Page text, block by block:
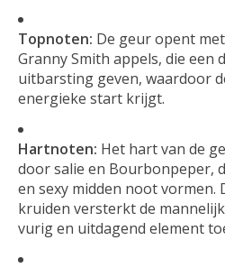
Topnoten: De geur opent
Granny Smith appels, die een
uitbarsting geven, waardoor
energieke start krijgt.
Hartnoten: Het hart van de
door salie en Bourbonpeper,
en sexy midden noot vormen.
kruiden versterkt de
vurig en uitdagend element